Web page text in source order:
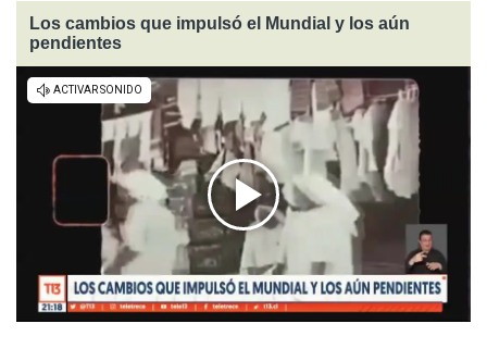
Los cambios que impulsó el Mundial y los aún
pendientes